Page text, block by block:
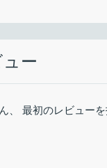
Music の曲をダウ
2.12.5.exe
ー
、 最初のレビュー